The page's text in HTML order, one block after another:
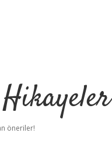
öneriler!